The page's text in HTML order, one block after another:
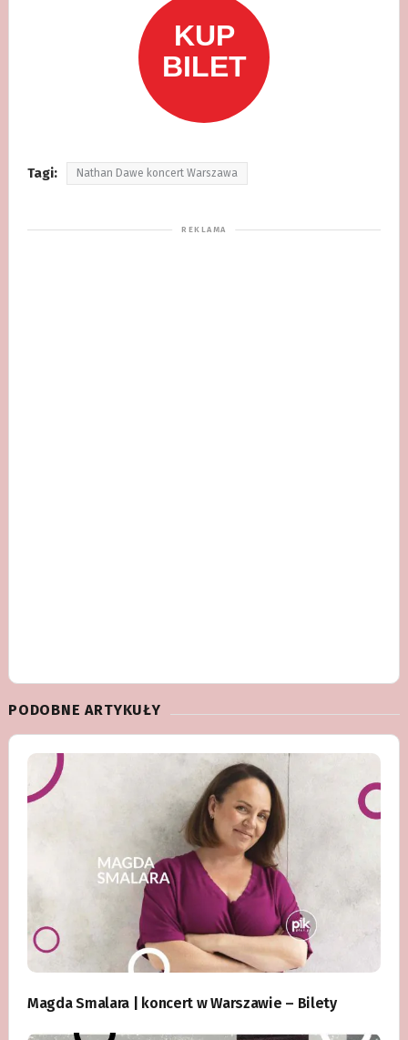
Tagi: Nathan Dawe koncert Warszawa
PODOBNE ARTYKUŁY
Magda Smalara | koncert w Warszawie – Bilety